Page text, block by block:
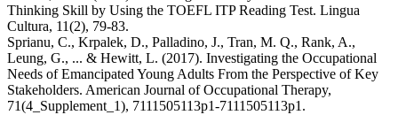
Thinking Skill by Using the TOEFL ITP Reading Test. Lingua
Cultura, 11(2), 79-83.
Sprianu, C., Krpalek, D., Palladino, J., Tran, M. Q., Rank, A.,
Leung, G., ... & Hewitt, L. (2017). Investigating the Occupational
Needs of Emancipated Young Adults From the Perspective of Key
Stakeholders. American Journal of Occupational Therapy,
71(4_Supplement_1), 7111505113p1-7111505113p1.